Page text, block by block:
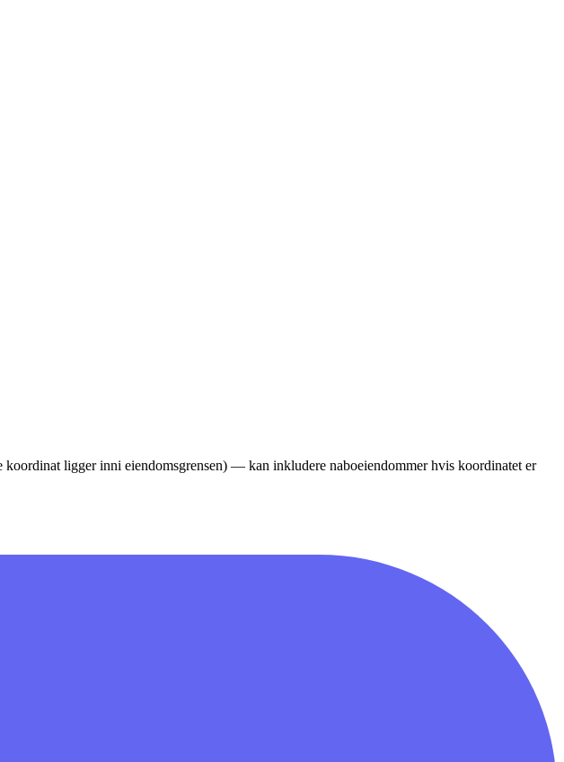
ligger inni eiendomsgrensen) — kan inkludere naboeiendommer hvis koordinatet er